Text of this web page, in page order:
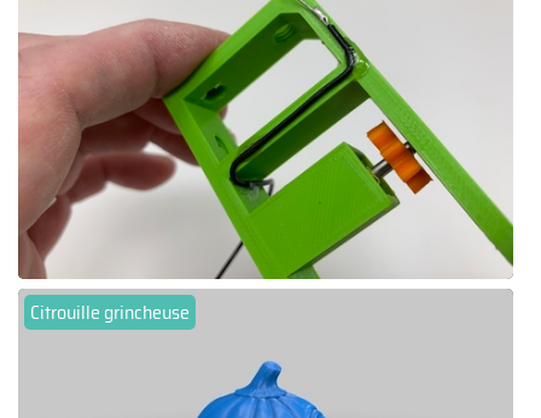
Citrouille grincheuse